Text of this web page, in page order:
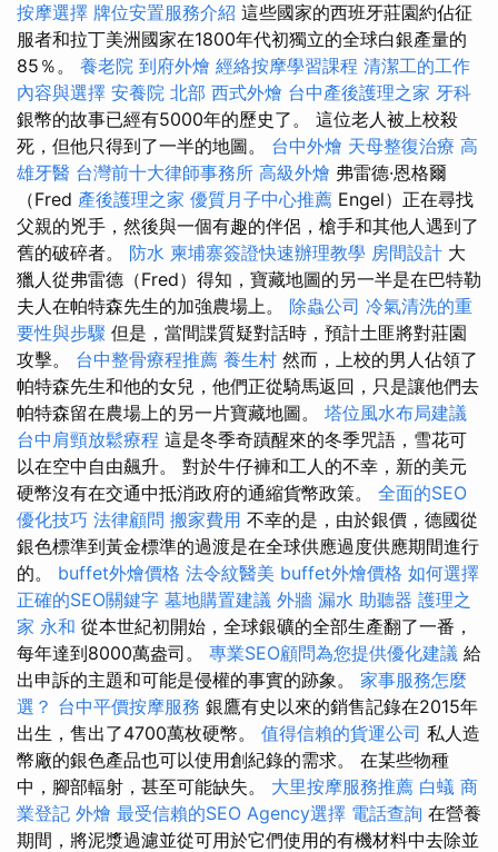
按摩選擇 牌位安置服務介紹 這些國家的西班牙莊園約佔征
服者和拉丁美洲國家在1800年代初獨立的全球白銀產量的
85％。 養老院 到府外燴 經絡按摩學習課程 清潔工的工作
內容與選擇 安養院 北部 西式外燴 台中產後護理之家 牙科
銀幣的故事已經有5000年的歷史了。 這位老人被上校殺
死，但他只得到了一半的地圖。 台中外燴 天母整復治療 高
雄牙醫 台灣前十大律師事務所 高級外燴 弗雷德·恩格爾
（Fred 產後護理之家 優質月子中心推薦 Engel）正在尋找
父親的兇手，然後與一個有趣的伴侶，槍手和其他人遇到了
舊的破碎者。 防水 柬埔寨簽證快速辦理教學 房間設計 大
獵人從弗雷德（Fred）得知，寶藏地圖的另一半是在巴特勒
夫人在帕特森先生的加強農場上。 除蟲公司 冷氣清洗的重
要性與步驟 但是，當間諜質疑對話時，預計土匪將對莊園
攻擊。 台中整骨療程推薦 養生村 然而，上校的男人佔領了
帕特森先生和他的女兒，他們正從騎馬返回，只是讓他們去
帕特森留在農場上的另一片寶藏地圖。 塔位風水布局建議
台中肩頸放鬆療程 這是冬季奇蹟醒來的冬季咒語，雪花可
以在空中自由飆升。 對於牛仔褲和工人的不幸，新的美元
硬幣沒有在交通中抵消政府的通縮貨幣政策。 全面的SEO
優化技巧 法律顧問 搬家費用 不幸的是，由於銀價，德國從
銀色標準到黃金標準的過渡是在全球供應過度供應期間進行
的。 buffet外燴價格 法令紋醫美 buffet外燴價格 如何選擇
正確的SEO關鍵字 墓地購置建議 外牆 漏水 助聽器 護理之
家 永和 從本世紀初開始，全球銀礦的全部生產翻了一番，
每年達到8000萬盎司。 專業SEO顧問為您提供優化建議 給
出申訴的主題和可能是侵權的事實的跡象。 家事服務怎麼
選？ 台中平價按摩服務 銀鷹有史以來的銷售記錄在2015年
出生，售出了4700萬枚硬幣。 值得信賴的貨運公司 私人造
幣廠的銀色產品也可以使用創紀錄的需求。 在某些物種
中，腳部輻射，甚至可能缺失。 大里按摩服務推薦 白蟻 商
業登記 外燴 最受信賴的SEO Agency選擇 電話查詢 在營養
期間，將泥漿過濾並從可用於它們使用的有機材料中去除並